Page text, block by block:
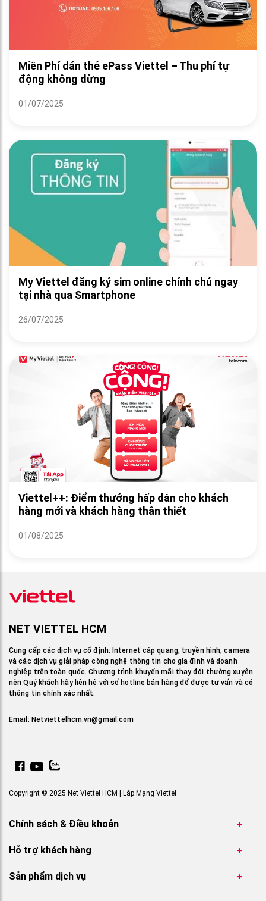
Miễn Phí dán thẻ ePass Viettel – Thu phí tự
động không dừng
01/07/2025
My Viettel đăng ký sim online chính chủ ngay
tại nhà qua Smartphone
26/07/2025
Viettel++: Điểm thưởng hấp dẫn cho khách
hàng mới và khách hàng thân thiết
01/08/2025
NET VIETTEL HCM
Cung cấp các dịch vụ cố định: Internet cáp quang, truyền hình, camera
và các dịch vụ giải pháp công nghệ thông tin cho gia đình và doanh
nghiệp trên toàn quốc. Chương trình khuyến mãi thay đổi thường xuyên
nên Quý khách hãy liên hệ với số hotline bán hàng để được tư vấn và có
thông tin chính xác nhất.
Email: Netviettelhcm.vn@gmail.com
Copyright © 2025 Net Viettel HCM | Lắp Mạng Viettel
Chính sách & Điều khoản
Hỗ trợ khách hàng
Sản phẩm dịch vụ